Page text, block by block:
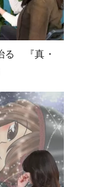
る 『真・